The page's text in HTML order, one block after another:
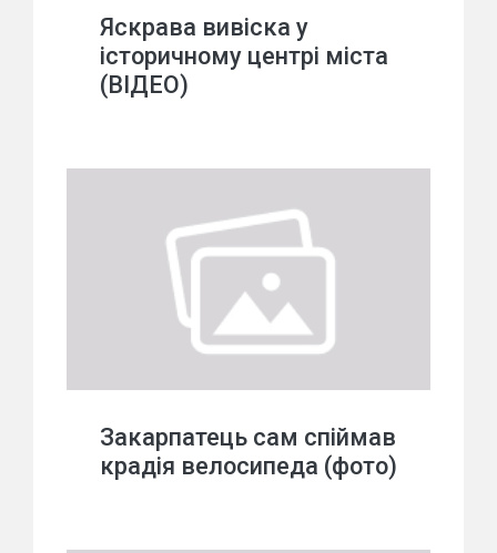
Яскрава вивіска у
історичному центрі міста
(ВІДЕО)
Закарпатець сам спіймав
крадія велосипеда (фото)